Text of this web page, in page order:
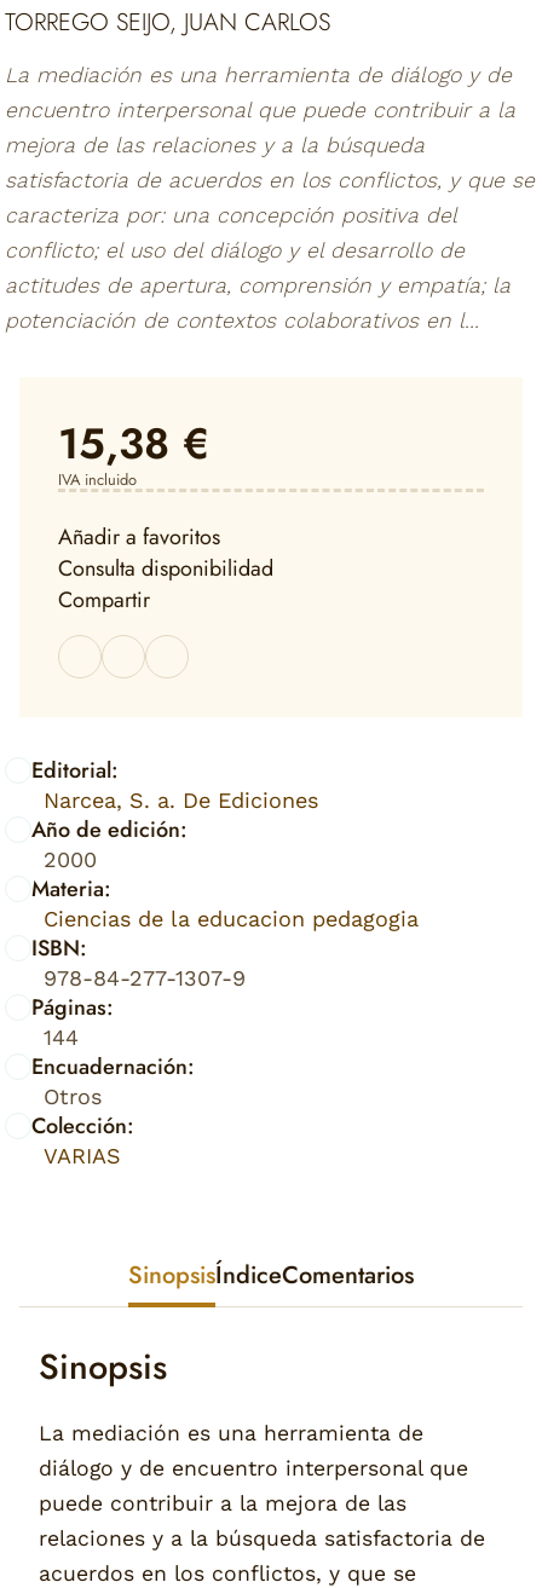
TORREGO SEIJO, JUAN CARLOS
La mediación es una herramienta de diálogo y de
encuentro interpersonal que puede contribuir a la
mejora de las relaciones y a la búsqueda
satisfactoria de acuerdos en los conflictos, y que se
caracteriza por: una concepción positiva del
conflicto; el uso del diálogo y el desarrollo de
actitudes de apertura, comprensión y empatía; la
potenciación de contextos colaborativos en l...
Editorial:
Narcea, S. a. De Ediciones
Año de edición:
2000
Materia:
Ciencias de la educacion pedagogia
ISBN:
978-84-277-1307-9
Páginas:
144
Encuadernación:
Otros
Colección:
VARIAS
15,38 €
IVA incluido
Añadir a favoritos
Consulta disponibilidad
Compartir
SinopsisÍndiceComentarios
Sinopsis
La mediación es una herramienta de
diálogo y de encuentro interpersonal que
puede contribuir a la mejora de las
relaciones y a la búsqueda satisfactoria de
acuerdos en los conflictos, y que se